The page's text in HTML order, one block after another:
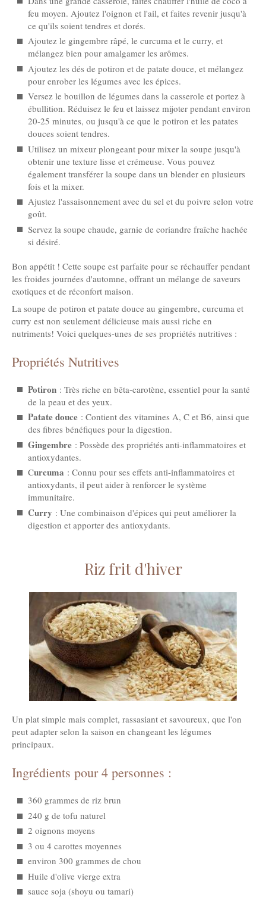
feu moyen. Ajoutez l'oignon et l'ail, et faites revenir jusqu'à
ce qu'ils soient tendres et dorés.
Ajoutez le gingembre râpé, le curcuma et le curry, et
mélangez bien pour amalgamer les arômes.
Ajoutez les dés de potiron et de patate douce, et mélangez
pour enrober les légumes avec les épices.
Versez le bouillon de légumes dans la casserole et portez à
ébullition. Réduisez le feu et laissez mijoter pendant environ
20-25 minutes, ou jusqu'à ce que le potiron et les patates
douces soient tendres.
Utilisez un mixeur plongeant pour mixer la soupe jusqu'à
obtenir une texture lisse et crémeuse. Vous pouvez
également transférer la soupe dans un blender en plusieurs
fois et la mixer.
Ajustez l'assaisonnement avec du sel et du poivre selon votre
goût.
Servez la soupe chaude, garnie de coriandre fraîche hachée
si désiré.
Bon appétit ! Cette soupe est parfaite pour se réchauffer pendant
les froides journées d'automne, offrant un mélange de saveurs
exotiques et de réconfort maison.
La soupe de potiron et patate douce au gingembre, curcuma et
curry est non seulement délicieuse mais aussi riche en
nutriments! Voici quelques-unes de ses propriétés nutritives :
Propriétés Nutritives
Potiron : Très riche en bêta-carotène, essentiel pour la santé
de la peau et des yeux.
Patate douce : Contient des vitamines A, C et B6, ainsi que
des fibres bénéfiques pour la digestion.
Gingembre : Possède des propriétés anti-inflammatoires et
antioxydantes.
Curcuma : Connu pour ses effets anti-inflammatoires et
antioxydants, il peut aider à renforcer le système
immunitaire.
Curry : Une combinaison d'épices qui peut améliorer la
digestion et apporter des antioxydants.
Riz frit d'hiver
Un plat simple mais complet, rassasiant et savoureux, que l'on
peut adapter selon la saison en changeant les légumes
principaux.
Ingrédients pour 4 personnes :
360 grammes de riz brun
240 g de tofu naturel
2 oignons moyens
3 ou 4 carottes moyennes
environ 300 grammes de chou
Huile d'olive vierge extra
sauce soja (shoyu ou tamari)